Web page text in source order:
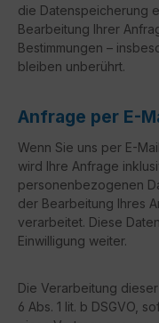
die Datenspeicherung
Bearbeitung Ihrer
Bestimmungen –
bleiben unberührt.
Anfrage per E-
Wenn Sie uns per E-
wird Ihre Anfrage
personenbezogenen
der Bearbeitung Ihres
verarbeitet. Diese
Einwilligung weiter.
Die Verarbeitung
6 Abs. 1 lit. b DSGVO,